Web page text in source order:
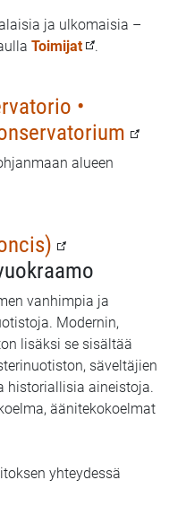
ja ulkomaisia –
Toimijat .
•
alueen
vanhimpia ja
Modernin,
lisäksi se sisältää
säveltäjien
historiallisia aineistoja.
äänitekokoelmat
yhteydessä